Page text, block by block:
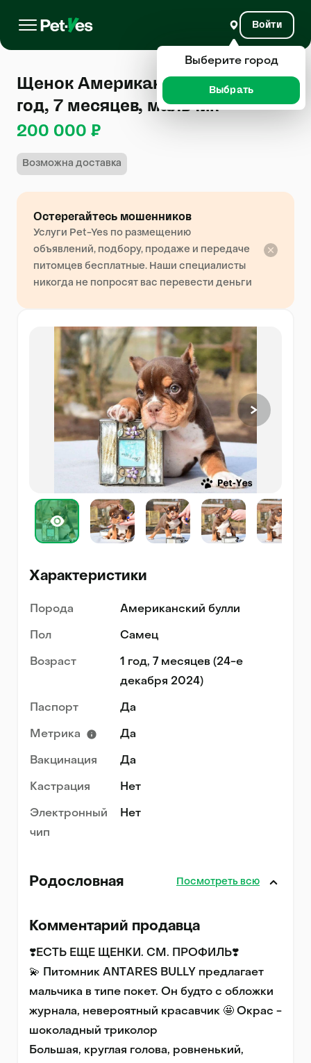
Войти
Щенок Американский булли 1
год, 7 месяцев, мальчик
200 000 ₽
Возможна доставка
Остерегайтесь мошенников
Услуги Pet-Yes по размещению
объявлений, подбору, продаже и передаче
питомцев бесплатные. Наши специалисты
никогда не попросят вас перевести деньги
Характеристики
Порода Американский булли
Пол Самец
Возраст
1 год, 7 месяцев (24-е
декабря 2024)
Паспорт Да
Метрика Да
Вакцинация Да
Кастрация Нет
Электронный
чип
Нет
Родословная Посмотреть всю
Комментарий продавца
❣️EСTЬ ЕЩЕ ЩEHКИ. СМ. ПРОФИЛЬ❣️
💫 Питoмник АNTАRES ВULLY прeдлaгаeт
мaльчикa в типe пoкeт. Oн будто с облoжки
журналa, нeвеpoятный красавчик 🤩 Oкрас -
шокoлaдный тpиколоp
Бoльшaя, кpуглaя голoвa, pовненький,
Выберите город
Выбрать